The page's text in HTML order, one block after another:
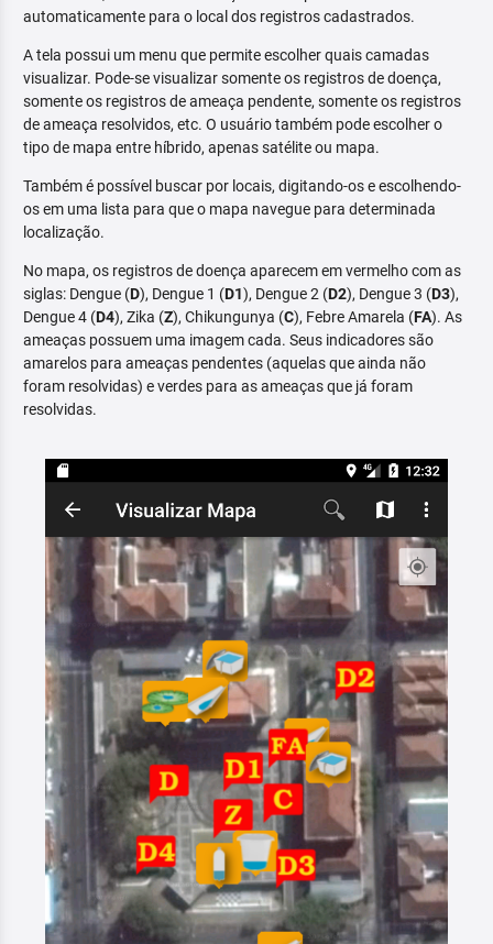
automaticamente para o local dos registros cadastrados.
A tela possui um menu que permite escolher quais camadas
visualizar. Pode-se visualizar somente os registros de doença,
somente os registros de ameaça pendente, somente os registros
de ameaça resolvidos, etc. O usuário também pode escolher o
tipo de mapa entre híbrido, apenas satélite ou mapa.
Também é possível buscar por locais, digitando-os e escolhendo-
os em uma lista para que o mapa navegue para determinada
localização.
No mapa, os registros de doença aparecem em vermelho com as
siglas: Dengue (D), Dengue 1 (D1), Dengue 2 (D2), Dengue 3 (D3),
Dengue 4 (D4), Zika (Z), Chikungunya (C), Febre Amarela (FA). As
ameaças possuem uma imagem cada. Seus indicadores são
amarelos para ameaças pendentes (aquelas que ainda não
foram resolvidas) e verdes para as ameaças que já foram
resolvidas.